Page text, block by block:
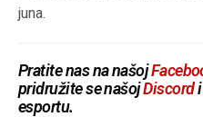
juna.
Pratite nas na našoj
pridružite se našojDiscordi
esportu.